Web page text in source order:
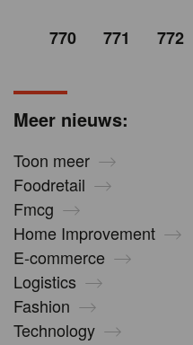
Meer nieuws:
Toon meer
Foodretail
Fmcg
Home Improvement
E-commerce
Logistics
Fashion
Technology
770 771 772